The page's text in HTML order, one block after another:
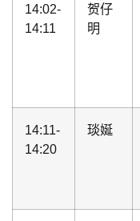
14:02-
14:11
贺仔
明
14:11-
14:20
琰娫